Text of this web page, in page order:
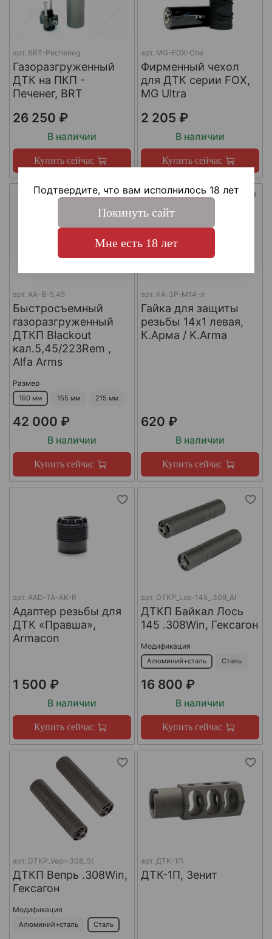
арт. BRT-Pecheneg
Газоразгруженный
ДТК на ПКП -
Печенег, BRT
26 250 ₽
В наличии
Купить сейчас
арт. MG-FOX-Che
Фирменный чехол
для ДТК серии FOX,
MG Ultra
2 205 ₽
В наличии
Купить сейчас
арт. AA-B-5,45
Быстросъемный
газоразгруженный
ДТКП Blackout
кал.5,45/223Rem ,
Alfa Arms
Размер
190 мм 155 мм 215 мм
42 000 ₽
В наличии
Купить сейчас
арт. КА-ЗР-М14-л
Гайка для защиты
резьбы 14x1 левая,
К.Арма / K.Arma
620 ₽
В наличии
Купить сейчас
арт. AAD-TA-AK-R
Адаптер резьбы для
ДТК «Правша»,
Armacon
1 500 ₽
В наличии
Купить сейчас
арт. DTKP_Los-145_.308_Al
ДТКП Байкал Лось
145 .308Win, Гексагон
Модификация
Алюминий+сталь Сталь
16 800 ₽
В наличии
Купить сейчас
арт. DTKP_Vepr-308_St
ДТКП Вепрь .308Win,
Гексагон
Модификация
Алюминий+сталь Сталь
арт. ДТК-1П
ДТК-1П, Зенит
Подтвердите, что вам исполнилось 18 лет
Покинуть сайт
Мне есть 18 лет